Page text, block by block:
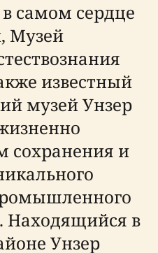
самом сердце
Музей
известный
музей Унзер
сохранения и
Находящийся в
Унзер